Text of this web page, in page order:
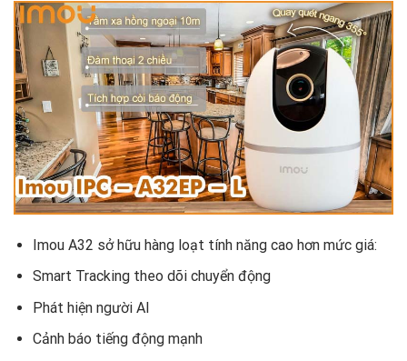
Imou A32 sở hữu hàng loạt tính năng cao hơn mức giá:
Smart Tracking theo dõi chuyển động
Phát hiện người AI
Cảnh báo tiếng động mạnh